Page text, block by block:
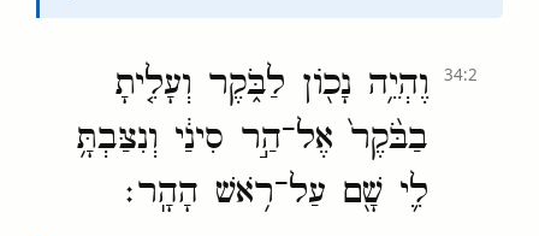
וֶהְיֵ֥ה נָכ֖וֹן לַבֹּ֑קֶר וְעָלִ֤יתָ
בַבֹּ֙קֶר֙ אֶל־הַ֣ר סִינַ֔י וְנִצַּבְתָּ֥
לִ֛י שָׁ֖ם עַל־רֹ֥אשׁ הָהָֽר׃
34:2